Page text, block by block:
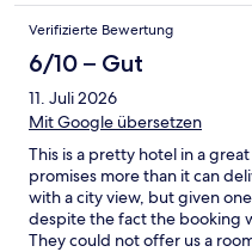
Verifizierte Bewertung
6/10 – Gut
11. Juli 2026
Mit Google übersetzen
This is a pretty hotel in a
promises more than it can
with a city view, but given
despite the fact the booking
They could not offer us a